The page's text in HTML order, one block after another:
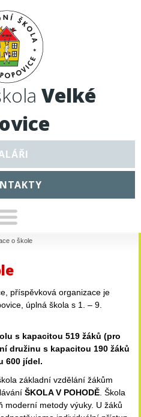
Velké
o škole
příspěvková organizace je
úplná škola s 1. – 9.
s kapacitou 519 žáků (pro
družinu s kapacitou 190 žáků
600 jídel.
základní vzdělání žákům
ŠKOLA V POHODĚ. Škola
moderní metody výuky. U žáků